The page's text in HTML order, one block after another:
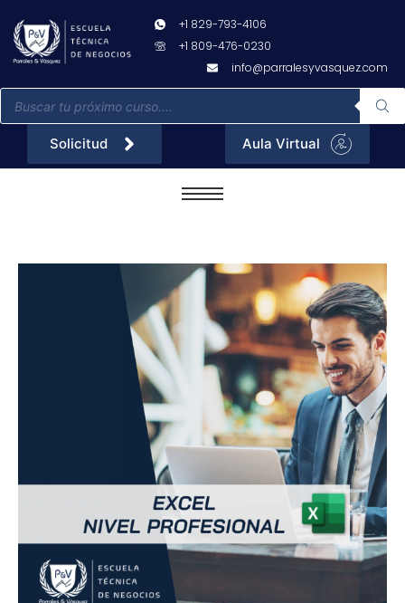
contenido
+1 829-793-4106
+1 809-476-0230
info@parralesyvasquez.com
Búsqueda
Solicitud Aula Virtual